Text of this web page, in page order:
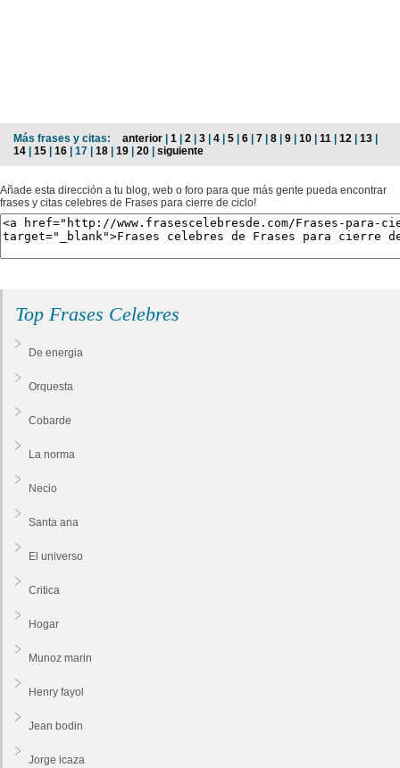
Más frases y citas: anterior | 1 | 2 | 3 | 4 | 5 | 6 | 7 | 8 | 9 | 10 | 11 | 12 | 13 |
14 | 15 | 16 | 17 | 18 | 19 | 20 | siguiente
Añade esta dirección a tu blog, web o foro para que más gente pueda encontrar
frases y citas celebres de Frases para cierre de ciclo!
Top Frases Celebres
De energia
Orquesta
Cobarde
La norma
Necio
Santa ana
El universo
Critica
Hogar
Munoz marin
Henry fayol
Jean bodin
Jorge icaza